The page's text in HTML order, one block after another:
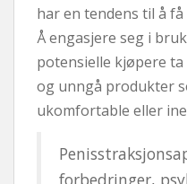
har en tendens til å
Å engasjere seg i
potensielle kjøpere
og unngå produkter
ukomfortable eller
forbedringer,